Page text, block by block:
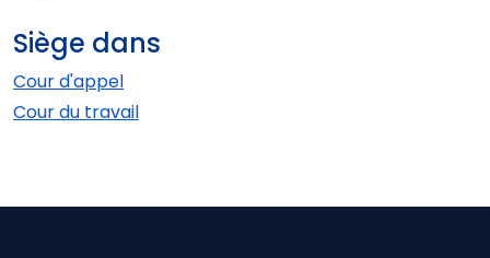
Siège dans
Cour d'appel
Cour du travail